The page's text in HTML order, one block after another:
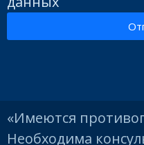
«Имеются
Необходима